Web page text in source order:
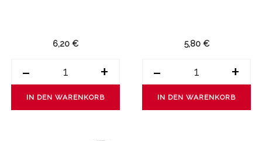
6,20 €
- +
IN DEN WARENKORB
5,80 €
- +
IN DEN WARENKORB